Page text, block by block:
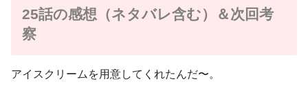
25話の感想（ネタバレ含む）＆次回考
察
アイスクリームを用意してくれたんだ〜。